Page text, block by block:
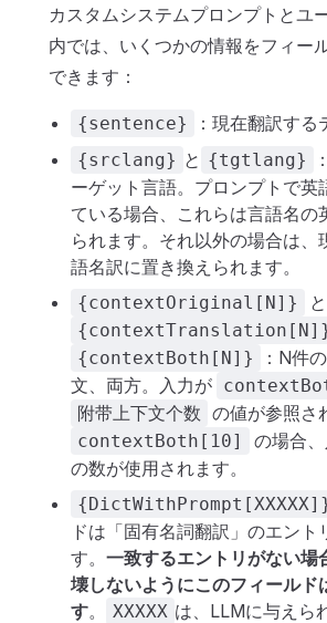
カスタムシステムプロンプトとユ
内では、いくつかの情報をフィー
できます：
{sentence} ：現在翻訳する
{srclang} と {tgtlang}
ーゲット言語。プロンプトで英
ている場合、これらは言語名の
られます。それ以外の場合は、
語名訳に置き換えられます。
{contextOriginal[N]} と
{contextBoth[N]}
：N件
文、両方。入力が
附带上下文个数 の値が参照さ
contextBoth[10]
の場合
の数が使用されます。
ドは「固有名詞翻訳」のエント
す。 一致するエントリがない場
壊しないようにこのフィールド
す。 XXXXX は、LLMに与えら